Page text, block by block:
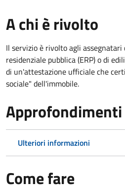
A chi è rivolto
Il servizio è rivolto agli
residenziale pubblica (ERP) o di
di un'attestazione ufficiale che
sociale" dell'immobile.
Approfondimenti
Ulteriori informazioni
Come fare